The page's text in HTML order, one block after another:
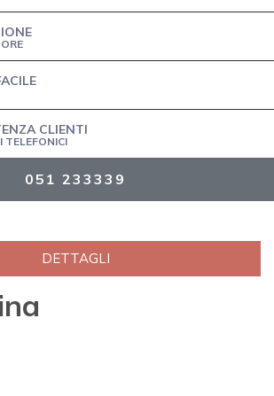
CLIENTI
TELEFONICI
051 233339
DETTAGLI